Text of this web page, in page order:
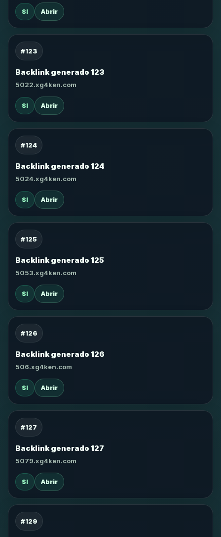
SI Abrir
#123
Backlink generado 123
5022.xg4ken.com
SI Abrir
#124
Backlink generado 124
5024.xg4ken.com
SI Abrir
#125
Backlink generado 125
5053.xg4ken.com
SI Abrir
#126
Backlink generado 126
506.xg4ken.com
SI Abrir
#127
Backlink generado 127
5079.xg4ken.com
SI Abrir
#129